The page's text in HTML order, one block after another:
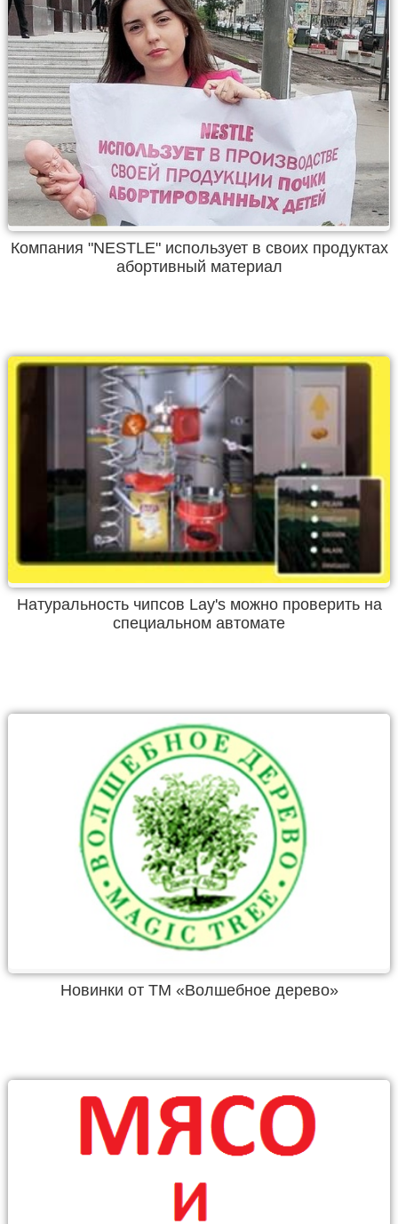
Компания "NESTLE" использует в своих продуктах
абортивный материал
Натуральность чипсов Lay's можно проверить на
специальном автомате
Новинки от ТМ «Волшебное дерево»